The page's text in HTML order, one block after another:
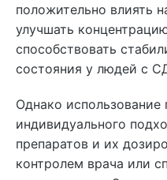
положительно влиять
улучшать
способствовать
состояния у людей с
Однако использование
индивидуального
препаратов и их
контролем врача или